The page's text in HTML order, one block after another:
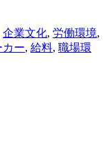
企業文化, 労働環境,
カー, 給料, 職場環